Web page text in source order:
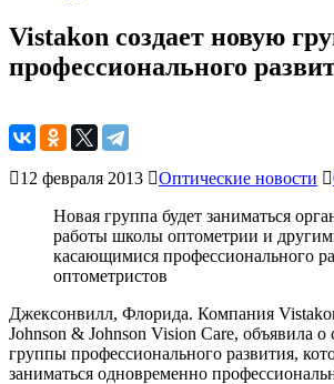
Vistakon создает новую
профессионального
12 февраля 2013 Оптические новости
Новая группа будет заниматься
работы школы оптометрии и
касающимися профессионального
оптометристов
Джексонвилл, Флорида. Компания
Johnson & Johnson Vision Care, объявила о
группы профессионального развития,
заниматься одновременно